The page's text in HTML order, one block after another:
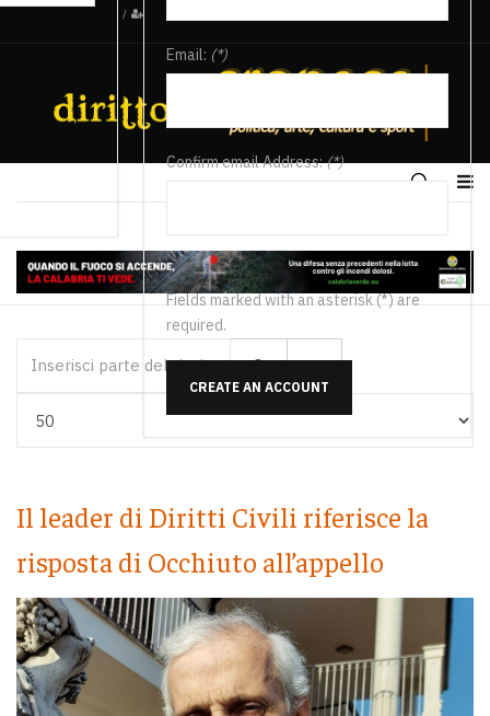
/
Email: (*)
Confirm email Address:(*)
Fields marked with an asterisk (*) are
required.
CREATE AN ACCOUNT
Il leader di Diritti Civili riferisce la
risposta di Occhiuto all’appello